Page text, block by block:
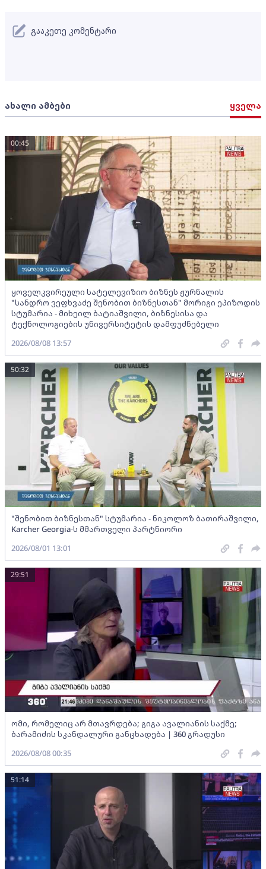
ახალი ამბები ყველა
ყოველკვირეული სატელევიზიო ბიზნეს ჟურნალის
"სანდრო ვეფხვაძე შენობით ბიზნესთან" მორიგი ეპიზოდის
სტუმარია - მიხეილ ბატიაშვილი, ბიზნესისა და
ტექნოლოგიების უნივერსიტეტის დამფუძნებელი
00:45
2026/08/08 13:57
"შენობით ბიზნესთან" სტუმარია - ნიკოლოზ ბათირაშვილი,
Karcher Georgia-ს მმართველი პარტნიორი
50:32
2026/08/01 13:01
ომი, რომელიც არ მთავრდება; გიგა ავალიანის საქმე;
ბარამიძის სკანდალური განცხადება | 360 გრადუსი
29:51
2026/08/08 00:35
51:14
გააკეთე კომენტარი